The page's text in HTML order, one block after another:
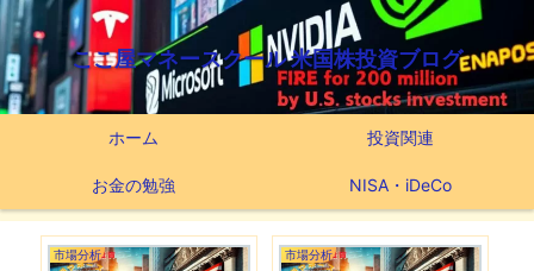
ここ屋マネースクール 米国株投資ブログ
ホーム 投資関連
お金の勉強 NISA・iDeCo
市場分析 市場分析